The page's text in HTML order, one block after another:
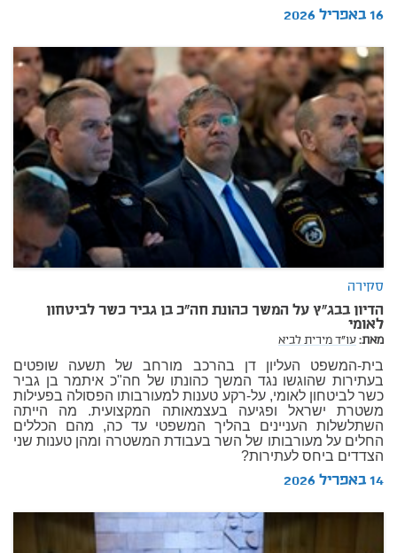
16 באפריל 2026
סקירה
הדיון בבג"ץ על המשך כהונת חה"כ בן גביר כשר לביטחון
לאומי
מאת:עו"ד מירית לביא
בית-המשפט העליון דן בהרכב מורחב של תשעה שופטים
בעתירות שהוגשו נגד המשך כהונתו של חה"כ איתמר בן גביר
כשר לביטחון לאומי, על-רקע טענות למעורבותו הפסולה בפעילות
משטרת ישראל ופגיעה בעצמאותה המקצועית. מה הייתה
השתלשלות העניינים בהליך המשפטי עד כה, מהם הכללים
החלים על מעורבותו של השר בעבודת המשטרה ומהן טענות שני
הצדדים ביחס לעתירות?
14 באפריל 2026